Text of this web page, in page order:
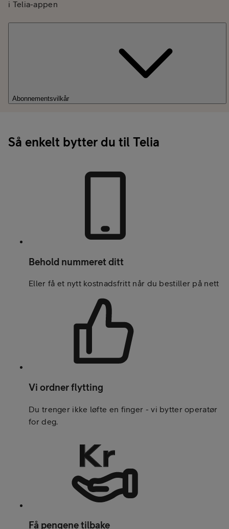
i Telia-appen
Abonnementsvilkår
Så enkelt bytter du til Telia
Behold nummeret ditt
Eller få et nytt kostnadsfritt når du bestiller på nett
Vi ordner flytting
Du trenger ikke løfte en finger - vi bytter operatør
for deg.
Få pengene tilbake